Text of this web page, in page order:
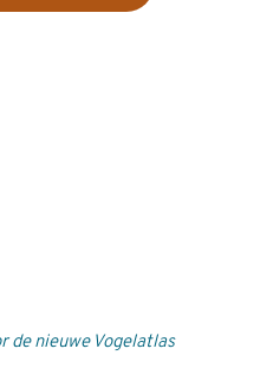
de nieuwe Vogelatlas